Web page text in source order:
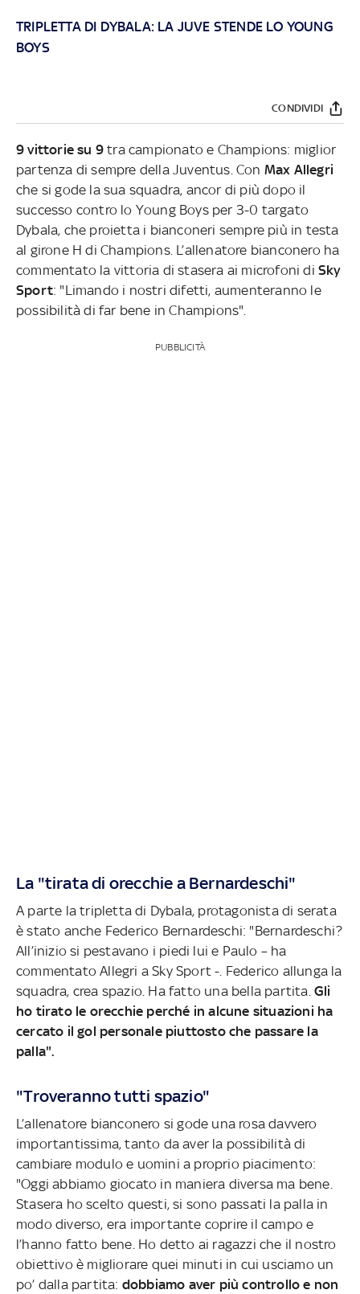
TRIPLETTA DI DYBALA: LA JUVE STENDE LO YOUNG
BOYS
CONDIVIDI
9 vittorie su 9 tra campionato e Champions: miglior
partenza di sempre della Juventus. Con Max Allegri
che si gode la sua squadra, ancor di più dopo il
successo contro lo Young Boys per 3-0 targato
Dybala, che proietta i bianconeri sempre più in testa
al girone H di Champions. L’allenatore bianconero ha
commentato la vittoria di stasera ai microfoni di Sky
Sport: "Limando i nostri difetti, aumenteranno le
possibilità di far bene in Champions".
PUBBLICITÀ
La "tirata di orecchie a Bernardeschi"
A parte la tripletta di Dybala, protagonista di serata
è stato anche Federico Bernardeschi: "Bernardeschi?
All’inizio si pestavano i piedi lui e Paulo – ha
commentato Allegri a Sky Sport -. Federico allunga la
squadra, crea spazio. Ha fatto una bella partita. Gli
ho tirato le orecchie perché in alcune situazioni ha
cercato il gol personale piuttosto che passare la
palla".
"Troveranno tutti spazio"
L’allenatore bianconero si gode una rosa davvero
importantissima, tanto da aver la possibilità di
cambiare modulo e uomini a proprio piacimento:
"Oggi abbiamo giocato in maniera diversa ma bene.
Stasera ho scelto questi, si sono passati la palla in
modo diverso, era importante coprire il campo e
l’hanno fatto bene. Ho detto ai ragazzi che il nostro
obiettivo è migliorare quei minuti in cui usciamo un
po’ dalla partita: dobbiamo aver più controllo e non